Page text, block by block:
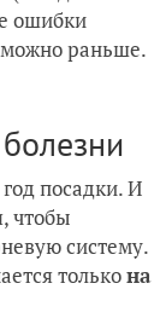
ошибки
можно раньше.
посадки. И
чтобы
систему.
толькона